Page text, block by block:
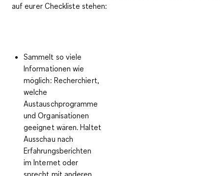
auf eurer Checkliste stehen:
Sammelt so viele
Informationen wie
möglich: Recherchiert,
welche
Austauschprogramme
und Organisationen
geeignet wären. Haltet
Ausschau nach
Erfahrungsberichten
im Internet oder
sprecht mit anderen